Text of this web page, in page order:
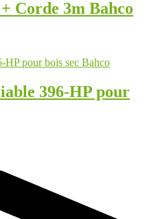
Corde 3m Bahco
396-HP pour